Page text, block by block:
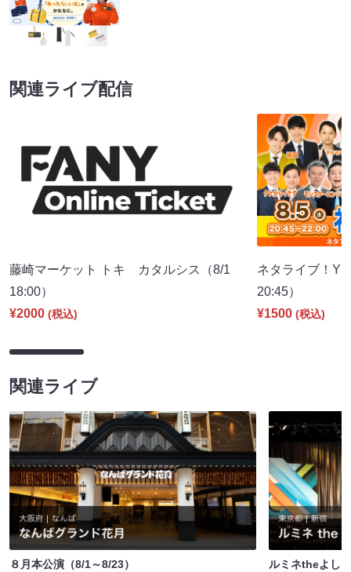
関連ライブ配信
藤崎マーケット トキ カタルシス（8/1
18:00）
¥2000 (税込)
ネタライブ！
20:45）
¥1500 (税込)
関連ライブ
８月本公演（8/1～8/23）
ルミネtheよし